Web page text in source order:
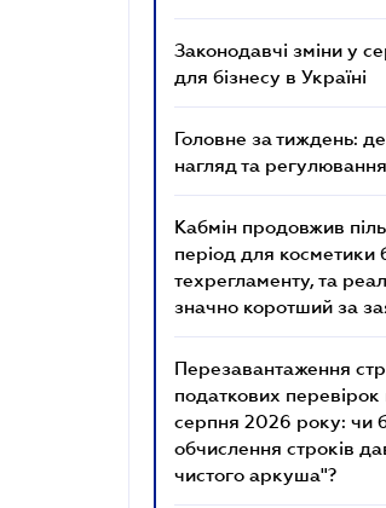
Законодавчі зміни у
для бізнесу в Україні
Головне за тиждень:
нагляд та регулювання
Кабмін продовжив
період для косметики
техрегламенту, та
значно коротший за
Перезавантаження
податкових перевірок
серпня 2026 року: чи
обчислення строків
чистого аркуша"?